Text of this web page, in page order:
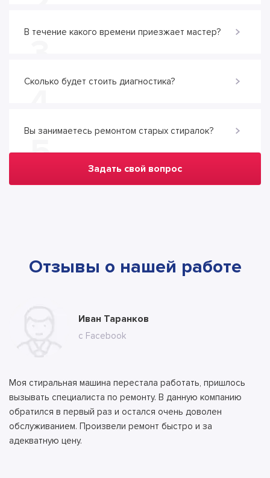
В течение какого времени приезжает мастер?
Сколько будет стоить диагностика?
Вы занимаетесь ремонтом старых стиралок?
5 Задать свой вопрос
Отзывы о нашей работе
Юлия Долгополова
с сайта
Иван Таранков
с Facebook
Моя стиральная машина перестала работать, пришлось
вызывать специалиста по ремонту. В данную компанию
обратился в первый раз и остался очень доволен
обслуживанием. Произвели ремонт быстро и за
адекватную цену.
Ксения Абрамова
с сайта
Алла
с сайта
Тимур
с сайта
Андрей
с ВК
Илья
с ВК
Антон
с сайта